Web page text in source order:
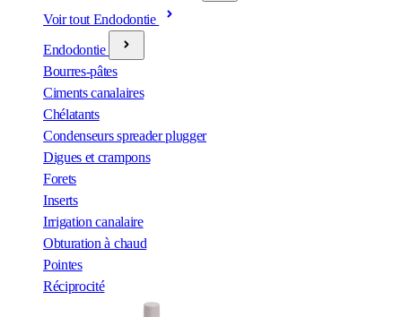
Voir tout Endodontie
Endodontie
Bourres-pâtes
Ciments canalaires
Chélatants
Condenseurs spreader plugger
Digues et crampons
Forets
Inserts
Irrigation canalaire
Obturation à chaud
Pointes
Réciprocité